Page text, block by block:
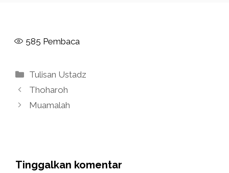
585 Pembaca
Kategori
Tulisan Ustadz
Thoharoh
Muamalah
Tinggalkan komentar